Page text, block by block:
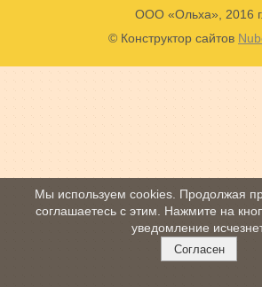
ООО «Ольха», 2016 г.
© Конструктор сайтов
Мы используем cookies. Продолжая
соглашаетесь с этим. Нажмите на
уведомление
Согласен